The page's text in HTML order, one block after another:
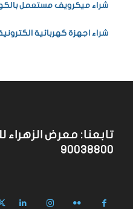
شراء ميكرويف مستعمل بالكويت –
شراء اجهزة كهربائية الكترونية
تابعنا: معرض
90038800